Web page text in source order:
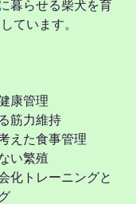
暮らせる柴犬を育
ています。
康管理
筋力維持
えた食事管理
い繁殖
化トレーニングと